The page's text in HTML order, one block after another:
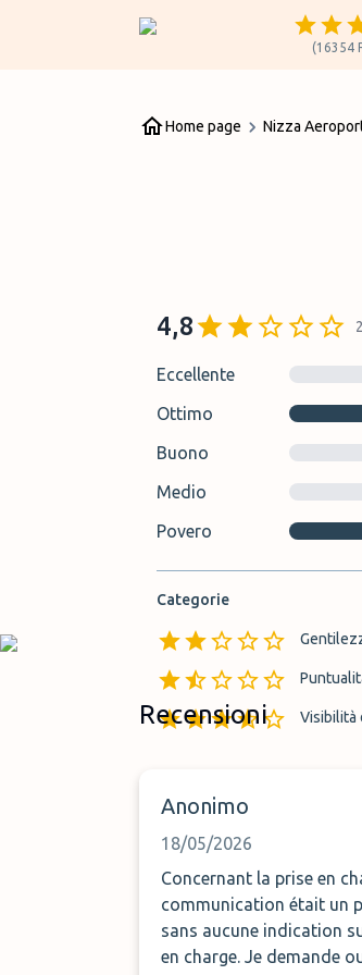
(16354
Home page Nizza
4,8 2
Eccellente
Ottimo
Buono
Medio
Povero
Categorie
Visibilità
Recensioni
Anonimo
18/05/2026
Concernant la prise en
communication était un
sans aucune indication
en charge. Je demande